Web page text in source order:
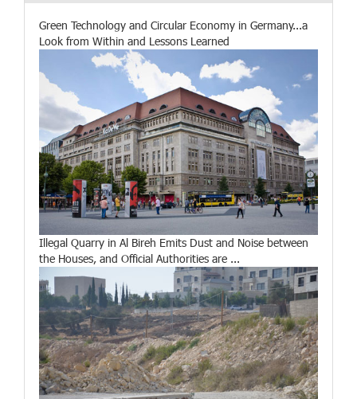
Green Technology and Circular Economy in Germany...a
Look from Within and Lessons Learned
Illegal Quarry in Al Bireh Emits Dust and Noise between
the Houses, and Official Authorities are ...